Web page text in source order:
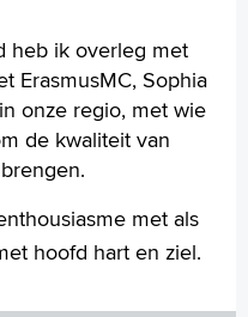
heb ik overleg met
ErasmusMC, Sophia
onze regio, met wie
de kwaliteit van
met als
hoofd hart en ziel.